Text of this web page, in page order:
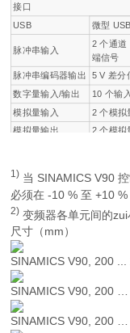
接口
USB
微型 USB
脉冲串输入
2 个通道
端信号
脉冲串编码器输出
5 V 差分
数字量输入/输出
10 个输
模拟量输入
2 个模拟
模拟量输出
2 个模拟
1) 当 SINAMICS V90
必须在 -10 % 至 +10 %
2) 变频器各单元间的
尺寸（mm）
SINAMICS V90, 200
SINAMICS V90, 200 …
SINAMICS V90, 200 …